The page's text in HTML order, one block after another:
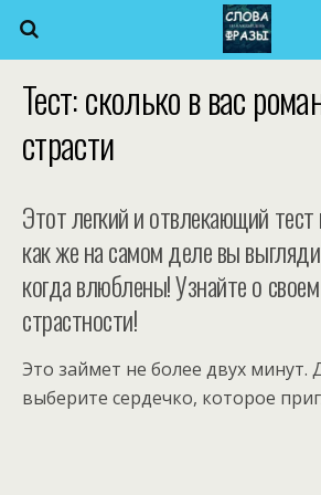
Тест: сколько в вас
страсти
Этот легкий и отвлекающий
как же на самом деле вы
когда влюблены! Узнайте о
страстности!
Это займет не более двух минут.
выберите сердечко, которое